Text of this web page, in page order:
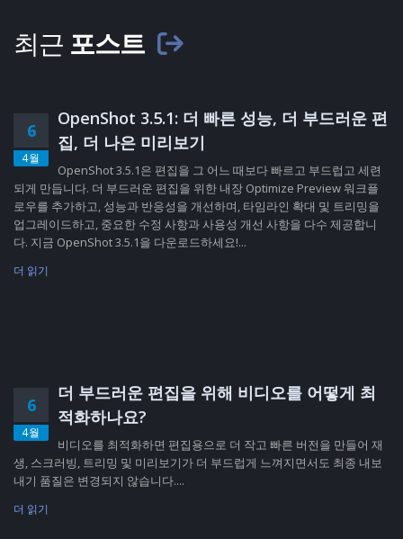
최근 포스트
6
4월
OpenShot 3.5.1: 더 빠른 성능, 더 부드러운 편
집, 더 나은 미리보기
OpenShot 3.5.1은 편집을 그 어느 때보다 빠르고 부드럽고 세련
되게 만듭니다. 더 부드러운 편집을 위한 내장 Optimize Preview 워크플
로우를 추가하고, 성능과 반응성을 개선하며, 타임라인 확대 및 트리밍을
업그레이드하고, 중요한 수정 사항과 사용성 개선 사항을 다수 제공합니
다. 지금 OpenShot 3.5.1을 다운로드하세요!...
더 읽기
6
4월
더 부드러운 편집을 위해 비디오를 어떻게 최
적화하나요?
비디오를 최적화하면 편집용으로 더 작고 빠른 버전을 만들어 재
생, 스크러빙, 트리밍 및 미리보기가 더 부드럽게 느껴지면서도 최종 내보
내기 품질은 변경되지 않습니다....
더 읽기